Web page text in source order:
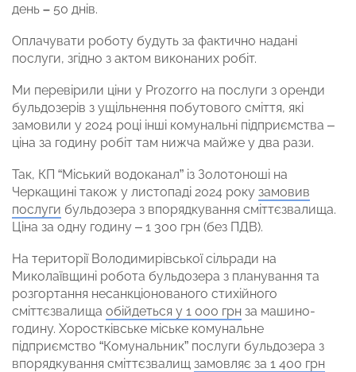
день – 50 днів.
Оплачувати роботу будуть за фактично надані
послуги, згідно з актом виконаних робіт.
Ми перевірили ціни у Prozorro на послуги з оренди
бульдозерів з ущільнення побутового сміття, які
замовили у 2024 році інші комунальні підприємства –
ціна за годину робіт там нижча майже у два рази.
Так, КП “Міський водоканал” із Золотоноші на
Черкащині також у листопаді 2024 року замовив
послуги бульдозера з впорядкування сміттєзвалища.
Ціна за одну годину – 1 300 грн (без ПДВ).
На території Володимирівської сільради на
Миколаївщині робота бульдозера з планування та
розгортання несанкціонованого стихійного
сміттєзвалища обійдеться у 1 000 грн за машино-
годину. Хоростківське міське комунальне
підприємство “Комунальник” послуги бульдозера з
впорядкування сміттєзвалищ замовляє за 1 400 грн